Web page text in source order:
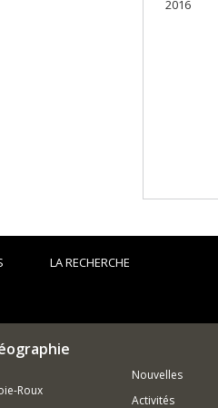
2016
LA RECHERCHE
Roux
Nouvelles
Activités